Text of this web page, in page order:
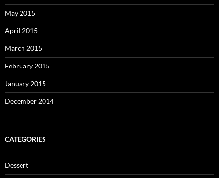
May 2015
April 2015
March 2015
February 2015
January 2015
December 2014
CATEGORIES
Dessert